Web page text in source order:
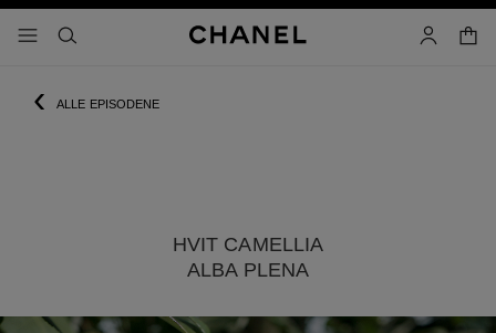
meny - hovednavigasjon
- hovednavigasjon
søk bruker
‹ ALLE EPISODENE
HVIT CAMELLIA
ALBA PLENA